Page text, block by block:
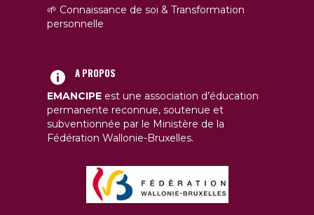
🌱 Connaissance de soi & Transformation
personnelle
A PROPOS
EMANCIPE est une association d’éducation
permanente reconnue, soutenue et
subventionnée par le Ministère de la
Fédération Wallonie-Bruxelles.